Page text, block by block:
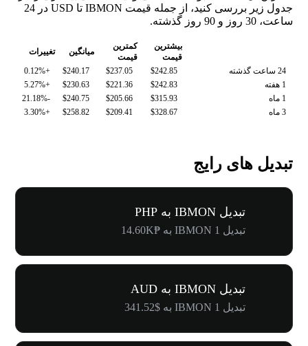
جدول زیر بررسی کنید، از جمله قیمت IBMON تا USD در 24
ساعت، 30 روز و 90 روز گذشته.
بیشترین
قیمت
کمترین
قیمت
میانگین
تغییرات
24 ساعت گذشته
$242.85
$237.05
$240.17
+0.12%
1 هفته
$242.83
$221.36
$230.63
+5.27%
1 ماه
$315.93
$205.66
$240.75
-21.18%
3 ماه
$328.67
$209.41
$258.82
+3.30%
تبدیل های رایج
تبدیل IBMON به PHP
تبدیل 1 IBMON به ₱14.60K
تبدیل IBMON به AUD
تبدیل 1 IBMON به $341.52